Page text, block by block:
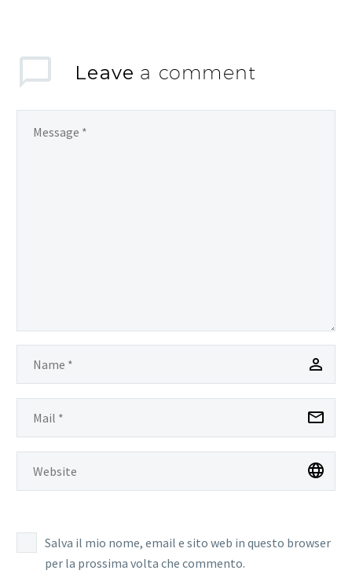
Leave a comment
Salva il mio nome, email e sito web in questo browser
per la prossima volta che commento.